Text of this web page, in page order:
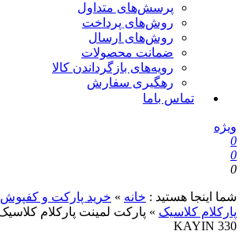
پرسش‌های متداول
روش‌های پرداخت
روش‌های ارسال
ضمانت محصولات
رویه‌های بازگرداندن کالا
رهگیری سفارش
تماس باما
ویژه
0
0
0
شما اینجا هستید : خانه » خرید پارکت و کفپوش
پارکلام کلاسیک »
KAYIN 330